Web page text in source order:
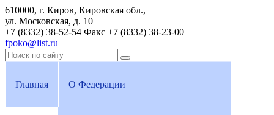
610000, г. Киров, Кировская обл.,
ул. Московская, д. 10
+7 (8332) 38-52-54 Факс +7 (8332) 38-23-00
fpoko@list.ru
Главная О Федерации